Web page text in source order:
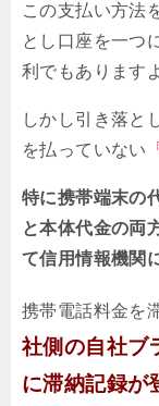
この支払い方法
とし口座を一つ
利でもあります
しかし引き落と
を払っていない
特に携帯端末の
と本体代金の両
て信用情報機関
携帯電話料金を
社側の自社ブ
に滞納記録が